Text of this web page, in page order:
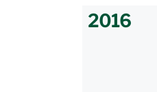
2016